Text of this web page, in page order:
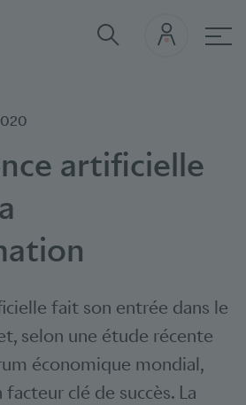
artificielle
fait son entrée dans le
selon une étude récente
économique mondial,
clé de succès. La